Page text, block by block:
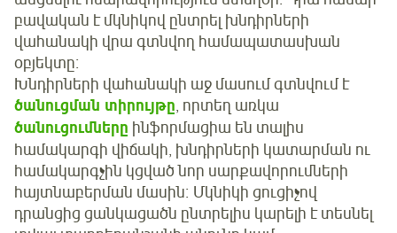
բավական է մկնիկով ընտրել խնդիրների
վահանակի վրա գտնվող համապատասխան
օբյեկտը։
Խնդիրների վահանակի աջ մասում գտնվում է
ծանուցման տիրույթը, որտեղ առկա
ծանուցումները ինֆորմացիա են տալիս
համակարգի վիճակի, խնդիրների կատարման ու
համակարգչին կցված նոր սարքավորումների
հայտնաբերման մասին։ Մկնիկի ցուցիչով
դրանցից ցանկացածն ընտրելիս կարելի է տեսնել